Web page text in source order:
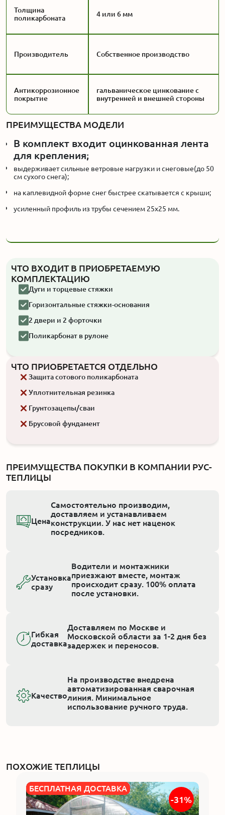
Толщина
поликарбоната
4 или 6 мм
Производитель Собственное производство
Антикоррозионное
покрытие
гальваническое цинкование с
внутренней и внешней стороны
ПРЕИМУЩЕСТВА МОДЕЛИ
В комплект входит оцинкованная лента
для крепления;
выдерживает сильные ветровые нагрузки и снеговые(до 50
см сухого снега);
на каплевидной форме снег быстрее скатывается с крыши;
усиленный профиль из трубы сечением 25x25 мм.
ЧТО ВХОДИТ В ПРИОБРЕТАЕМУЮ
КОМПЛЕКТАЦИЮ
Дуги и торцевые стяжки
Горизонтальные стяжки-основания
2 двери и 2 форточки
Поликарбонат в рулоне
ЧТО ПРИОБРЕТАЕТСЯ ОТДЕЛЬНО
Защита сотового поликарбоната
Уплотнительная резинка
Грунтозацепы/сваи
Брусовой фундамент
ПРЕИМУЩЕСТВА ПОКУПКИ В КОМПАНИИ РУС-
ТЕПЛИЦЫ
Цена
Самостоятельно производим,
доставляем и устанавливаем
конструкции. У нас нет наценок
посредников.
Установка
сразу
Водители и монтажники
приезжают вместе, монтаж
происходит сразу. 100% оплата
после установки.
Гибкая
доставка
Доставляем по Москве и
Московской области за 1-2 дня без
задержек и переносов.
Качество
На производстве внедрена
автоматизированная сварочная
линия. Минимальное
использование ручного труда.
ПОХОЖИЕ ТЕПЛИЦЫ
БЕСПЛАТНАЯ ДОСТАВКА
-31%